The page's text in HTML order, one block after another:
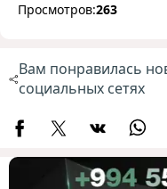
Просмотров:263
Вам понравилась
социальных сетях